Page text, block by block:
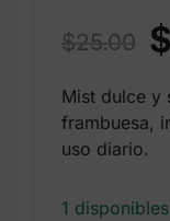
$25.00 $
Mist dulce y
frambuesa,
uso diario.
1 disponibles